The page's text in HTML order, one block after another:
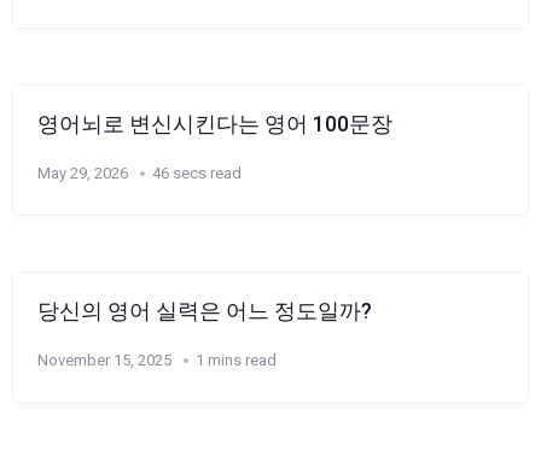
영어뇌로 변신시킨다는 영어 100문장
May 29, 2026 46 secs read
당신의 영어 실력은 어느 정도일까?
November 15, 2025 1 mins read